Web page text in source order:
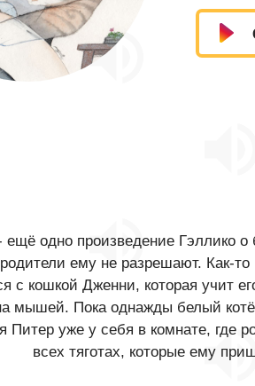
одно произведение Гэллико
родители ему не разрешают. Как-
с кошкой Дженни, которая учит
мышей. Пока однажды белый
Питер уже у себя в комнате, где
всех тяготах, которые ему